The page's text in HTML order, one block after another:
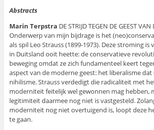
Abstracts
Marin Terpstra DE STRIJD TEGEN DE GEEST
Onderwerp van mijn bijdrage is het
als spil Leo Strauss (1899-1973). Deze stroming
in Duitsland ooit heette: de conservatieve
beweging omdat ze zich fundamenteel keert
aspect van de moderne geest: het liberalisme
nihilisme. Strauss verdedigt die radicaliteit met
moderniteit feitelijk wel gewonnen mag hebben,
legitimiteit daarmee nog niet is vastgesteld.
moderniteit nog niet overtuigend is, loopt deze
te gaan.